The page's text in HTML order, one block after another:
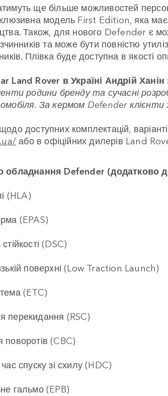
ще більше можливостей
модель First Edition, яка має
Також, для нового Defender є
та може бути повністю
Плівка буде доступна в
Land Rover в Україні Андрій
родини бренду та сучасні
За кермом Defender
доступних комплектацій,
або в офіційних дилерів Land
обладнання Defender (додатково
(HLA)
(EPAS)
(DSC)
поверхні (Low Traction Launch)
(ETC)
перекидання (RSC)
(CBC)
спуску зі схилу (HDC)
гальмо (EPB)